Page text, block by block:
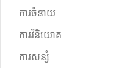
ការចំនាយ
ការវិនិយោគ
ការសន្សំ